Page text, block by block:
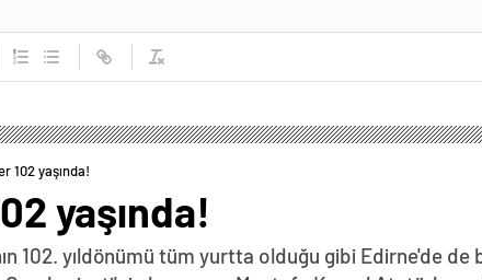
102 yaşında!
yaşında!
102. yıldönümü tüm yurtta olduğu gibi Edirne'de